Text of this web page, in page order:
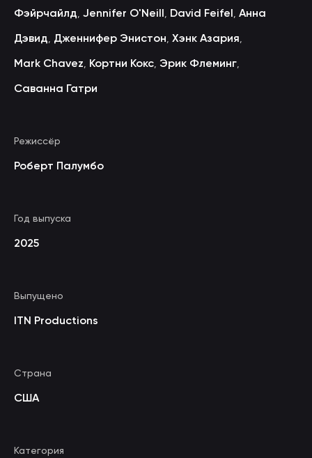
Фэйрчайлд Jennifer O'Neill David Feifel Анна
Дэвид Дженнифер Энистон Хэнк Азария
Mark Chavez Кортни Кокс Эрик Флеминг
Саванна Гатри
Режиссёр
Роберт Палумбо
Год выпуска
2025
Выпущено
ITN Productions
Страна
США
Категория